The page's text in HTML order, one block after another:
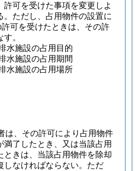
許可を受けた事項を変更しよ
ただし、占用物件の設置に
可を受けたときは、その許
。
水施設の占用目的
水施設の占用期間
水施設の占用場所
は、その許可により占用物件
了したとき、又は当該占用
きは、当該占用物件を除却
なければならない。 ただ